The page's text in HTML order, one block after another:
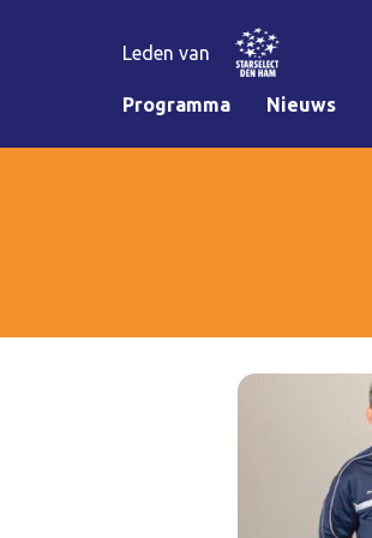
Leden van
Programma Nieuws